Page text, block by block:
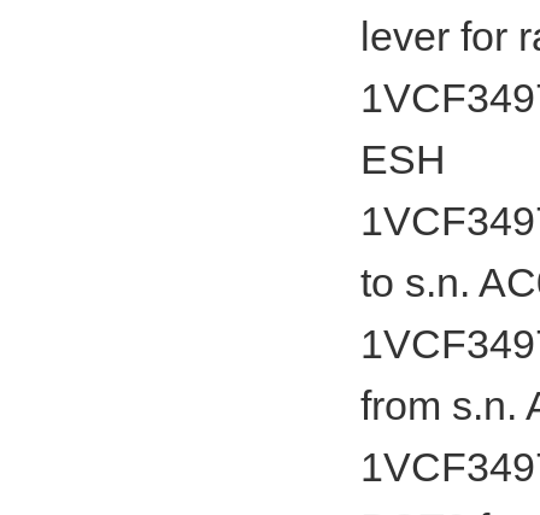
lever for
ESH
to s.n.
from s.n.